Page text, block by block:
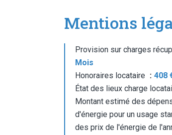
Mentions
Provision sur charges
Mois
Honoraires locataire
408
État des lieux charge
Montant estimé des
d'énergie pour un usage
des prix de l'énergie de